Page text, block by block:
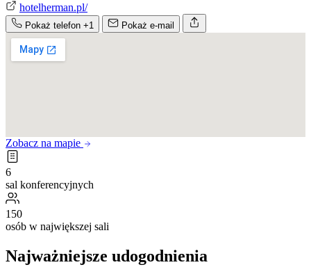
hotelherman.pl/
Pokaż telefon +1 Pokaż e-mail
Zobacz na mapie
6
sal konferencyjnych
150
osób w największej sali
Najważniejsze udogodnienia